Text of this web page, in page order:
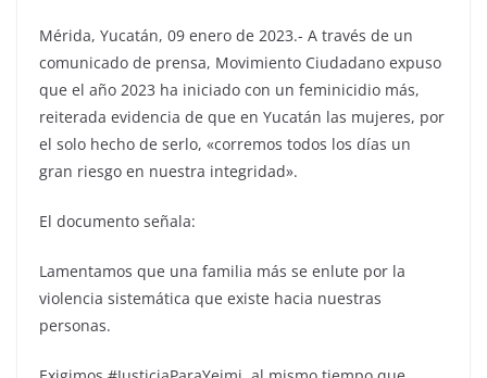
Mérida, Yucatán, 09 enero de 2023.- A través de un
comunicado de prensa, Movimiento Ciudadano expuso
que el año 2023 ha iniciado con un feminicidio más,
reiterada evidencia de que en Yucatán las mujeres, por
el solo hecho de serlo, «corremos todos los días un
gran riesgo en nuestra integridad».
El documento señala:
Lamentamos que una familia más se enlute por la
violencia sistemática que existe hacia nuestras
personas.